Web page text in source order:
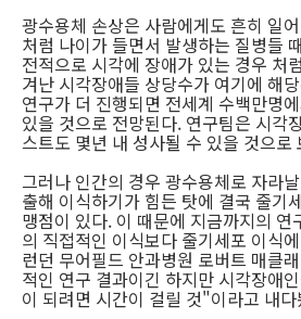
광수용체 손상은 사람에게도 흔히 일
처럼 나이가 들면서 발생하는 질병들
전적으로 시각에 장애가 있는 경우 처
겨난 시각장애들 상당수가 여기에 해
연구가 더 진행되면 전세계 수백만명
있을 것으로 전망된다. 연구팀은 시각
스트도 몇년 내 성사될 수 있을 것으로
그러나 인간의 경우 광수용체로 자라
출해 이식하기가 힘든 탓에 결국 줄기
맹점이 있다. 이 때문에 지금까지의 연
의 직접적인 이식보다 줄기세포 이식
런던 무어필드 안과병원 로버트 매클
적인 연구 결과이긴 하지만 시각장애
이 되려면 시간이 걸릴 것"이라고 내